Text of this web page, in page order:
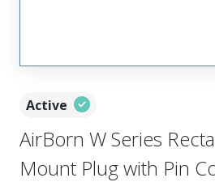
Active
AirBorn W Series
Mount Plug with Pin